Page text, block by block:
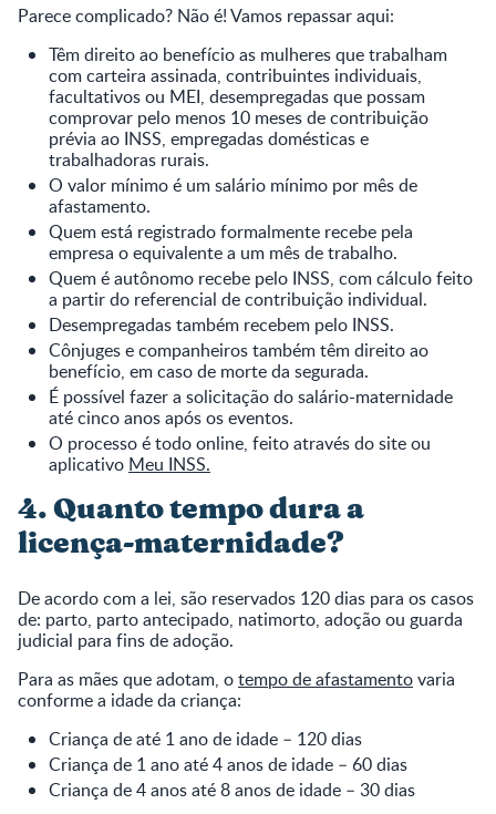
Parece complicado? Não é! Vamos repassar aqui:
Têm direito ao benefício as mulheres que trabalham
com carteira assinada, contribuintes individuais,
facultativos ou MEI, desempregadas que possam
comprovar pelo menos 10 meses de contribuição
prévia ao INSS, empregadas domésticas e
trabalhadoras rurais.
O valor mínimo é um salário mínimo por mês de
afastamento.
Quem está registrado formalmente recebe pela
empresa o equivalente a um mês de trabalho.
Quem é autônomo recebe pelo INSS, com cálculo feito
a partir do referencial de contribuição individual.
Desempregadas também recebem pelo INSS.
Cônjuges e companheiros também têm direito ao
benefício, em caso de morte da segurada.
É possível fazer a solicitação do salário-maternidade
até cinco anos após os eventos.
O processo é todo online, feito através do site ou
aplicativo Meu INSS.
4. Quanto tempo dura a
licença-maternidade?
De acordo com a lei, são reservados 120 dias para os casos
de: parto, parto antecipado, natimorto, adoção ou guarda
judicial para fins de adoção.
Para as mães que adotam, otempo de afastamentovaria
conforme a idade da criança:
Criança de até 1 ano de idade – 120 dias
Criança de 1 ano até 4 anos de idade – 60 dias
Criança de 4 anos até 8 anos de idade – 30 dias